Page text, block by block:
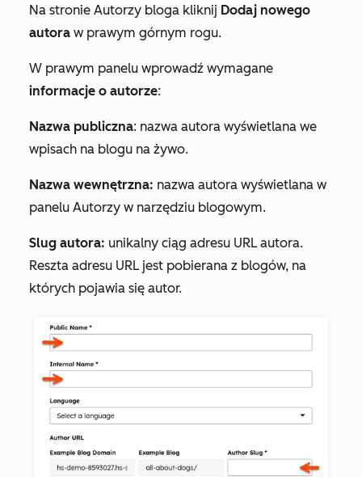
Na stronie Autorzy bloga kliknij Dodaj nowego
autora w prawym górnym rogu.
W prawym panelu wprowadź wymagane
informacje o autorze:
Nazwa publiczna: nazwa autora wyświetlana we
wpisach na blogu na żywo.
Nazwa wewnętrzna: nazwa autora wyświetlana w
panelu Autorzy w narzędziu blogowym.
Slug autora: unikalny ciąg adresu URL autora.
Reszta adresu URL jest pobierana z blogów, na
których pojawia się autor.